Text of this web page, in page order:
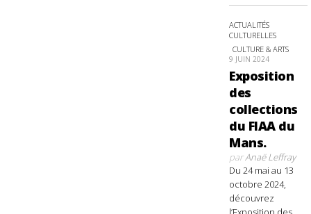
ACTUALITÉS
CULTURELLES
CULTURE & ARTS
9 JUIN 2024
Exposition
des
collections
du FIAA du
Mans.
parAnaë Leffray
Du 24 mai au 13
octobre 2024,
découvrez